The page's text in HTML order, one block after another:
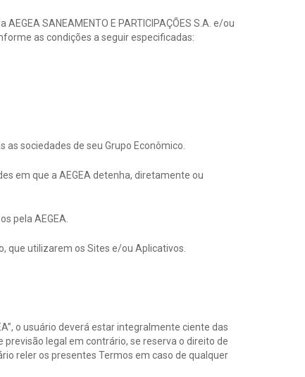
SANEAMENTO E PARTICIPAÇÕES S.A. e/ou
as condições a seguir especificadas:
as sociedades de seu Grupo Econômico.
em que a AEGEA detenha, diretamente ou
pela AEGEA.
que utilizarem os Sites e/ou Aplicativos.
o usuário deverá estar integralmente ciente das
legal em contrário, se reserva o direito de
reler os presentes Termos em caso de qualquer